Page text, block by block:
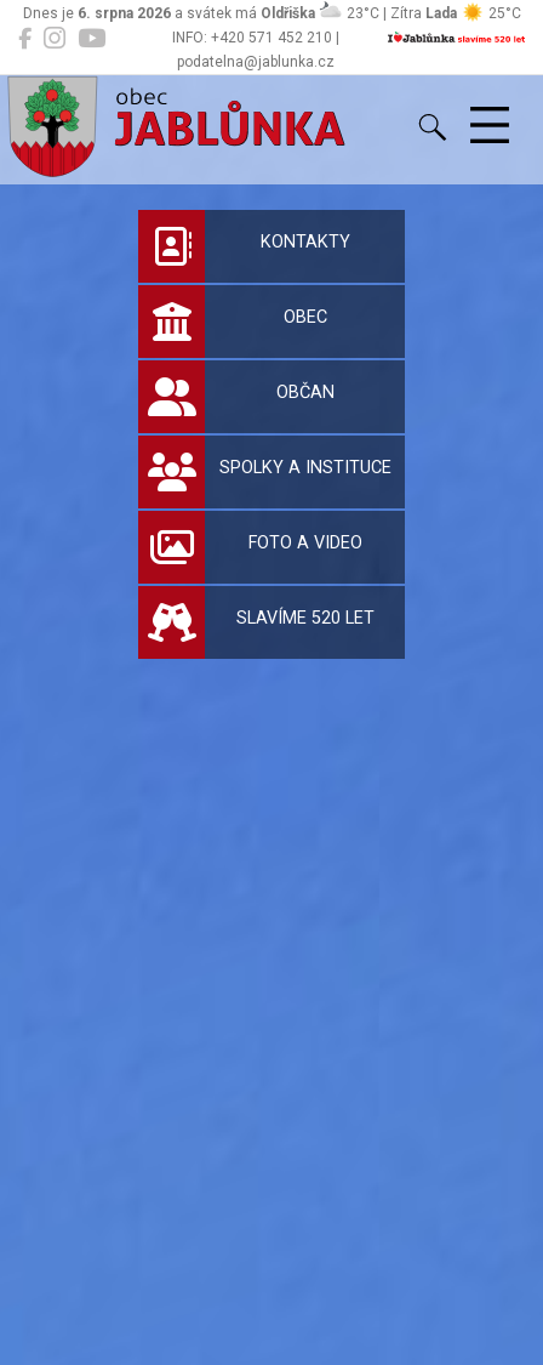
INFO: +420 571 452 210 |
podatelna@jablunka.cz
Dnes je 6. srpna 2026a svátek má Oldřiška 23°C | Zítra Lada 25°C
Jablůnka
Oficiální stránky
KONTAKTY
OBEC
OBČAN
SPOLKY A INSTITUCE
FOTO A VIDEO
SLAVÍME 520 LET